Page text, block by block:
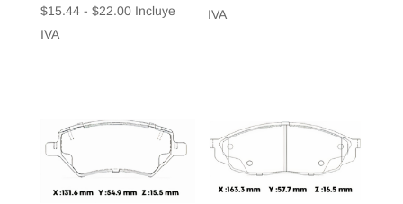
$15.44 - $22.00Rango
hasta
$22.00
Incluye
IVA
$20.16
IVA